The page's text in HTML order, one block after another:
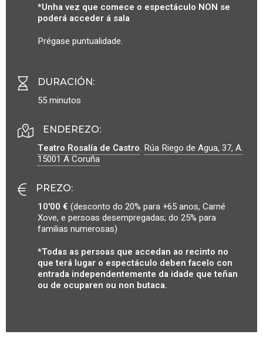
*Unha vez que comece o espectáculo NON se
poderá acceder á sala
Prégase puntualidade.
DURACIÓN:
55 minutos
ENDEREZO:
Teatro Rosalía de Castro. Rúa Riego de Agua, 37, A.
15001A Coruña
PREZO:
10'00 € (desconto do 20% para +65 anos, Carné
Xove, e persoas desempregadas; do 25% para
familias numerosas)
*Todas as persoas que accedan ao recinto no
que terá lugar o espectáculo deben facelo con
entrada independentemente da idade que teñan
ou de ocuparen ou non butaca.